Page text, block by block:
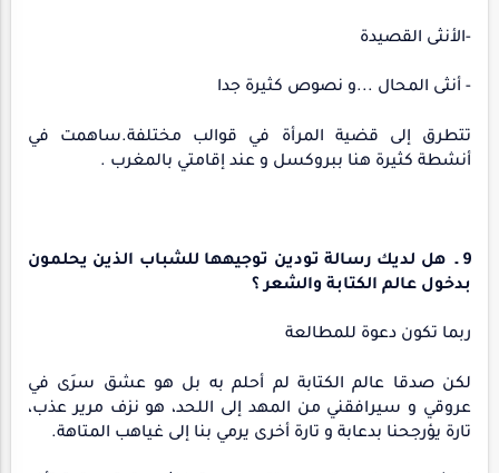
-الأنثى القصيدة
- أنثى المحال ...و نصوص كثيرة جدا
تتطرق إلى قضية المرأة في قوالب مختلفة.ساهمت في
أنشطة كثيرة هنا ببروكسل و عند إقامتي بالمغرب .
9 ـ هل لديك رسالة تودين توجيهها للشباب الذين يحلمون
بدخول عالم الكتابة والشعر ؟
ربما تكون دعوة للمطالعة
لكن صدقا عالم الكتابة لم أحلم به بل هو عشق سرَى في
عروقي و سيرافقني من المهد إلى اللحد، هو نزف مرير عذب،
تارة يؤرجحنا بدعابة و تارة أخرى يرمي بنا إلى غياهب المتاهة.